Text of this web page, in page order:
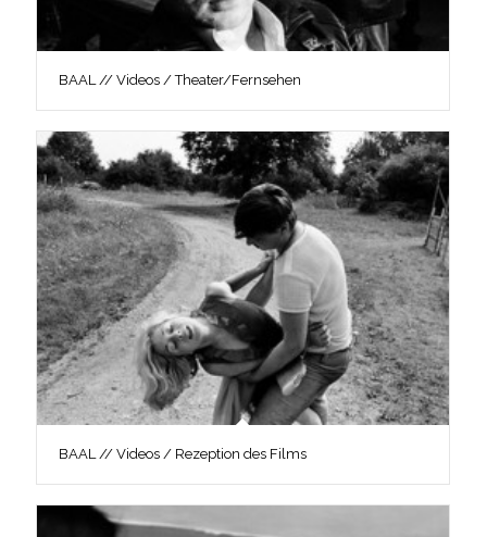
BAAL // Videos / Theater/Fernsehen
BAAL // Videos / Rezeption des Films